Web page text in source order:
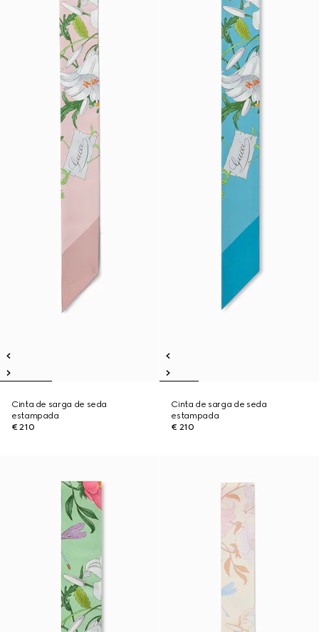
Cinta de sarga de seda
estampada
€ 210
Cinta de sarga de seda
estampada
€ 210